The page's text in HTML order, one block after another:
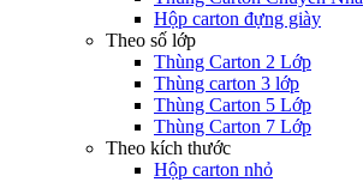
Hộp carton đựng giày
Theo số lớp
Thùng Carton 2 Lớp
Thùng carton 3 lớp
Thùng Carton 5 Lớp
Thùng Carton 7 Lớp
Theo kích thước
Hộp carton nhỏ